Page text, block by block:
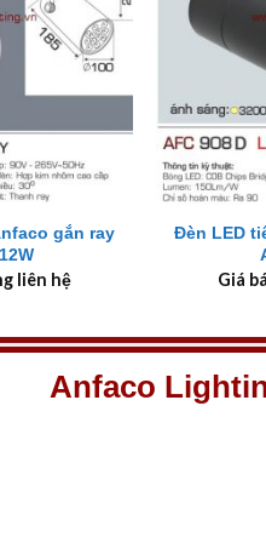
gắn ray
liên hệ
+
Đèn LED
Giá
Anfaco